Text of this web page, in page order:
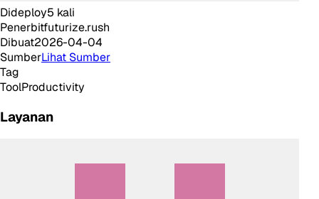
Dideploy5 kali
Penerbitfuturize.rush
Dibuat2026-04-04
SumberLihat Sumber
Tag
ToolProductivity
Layanan